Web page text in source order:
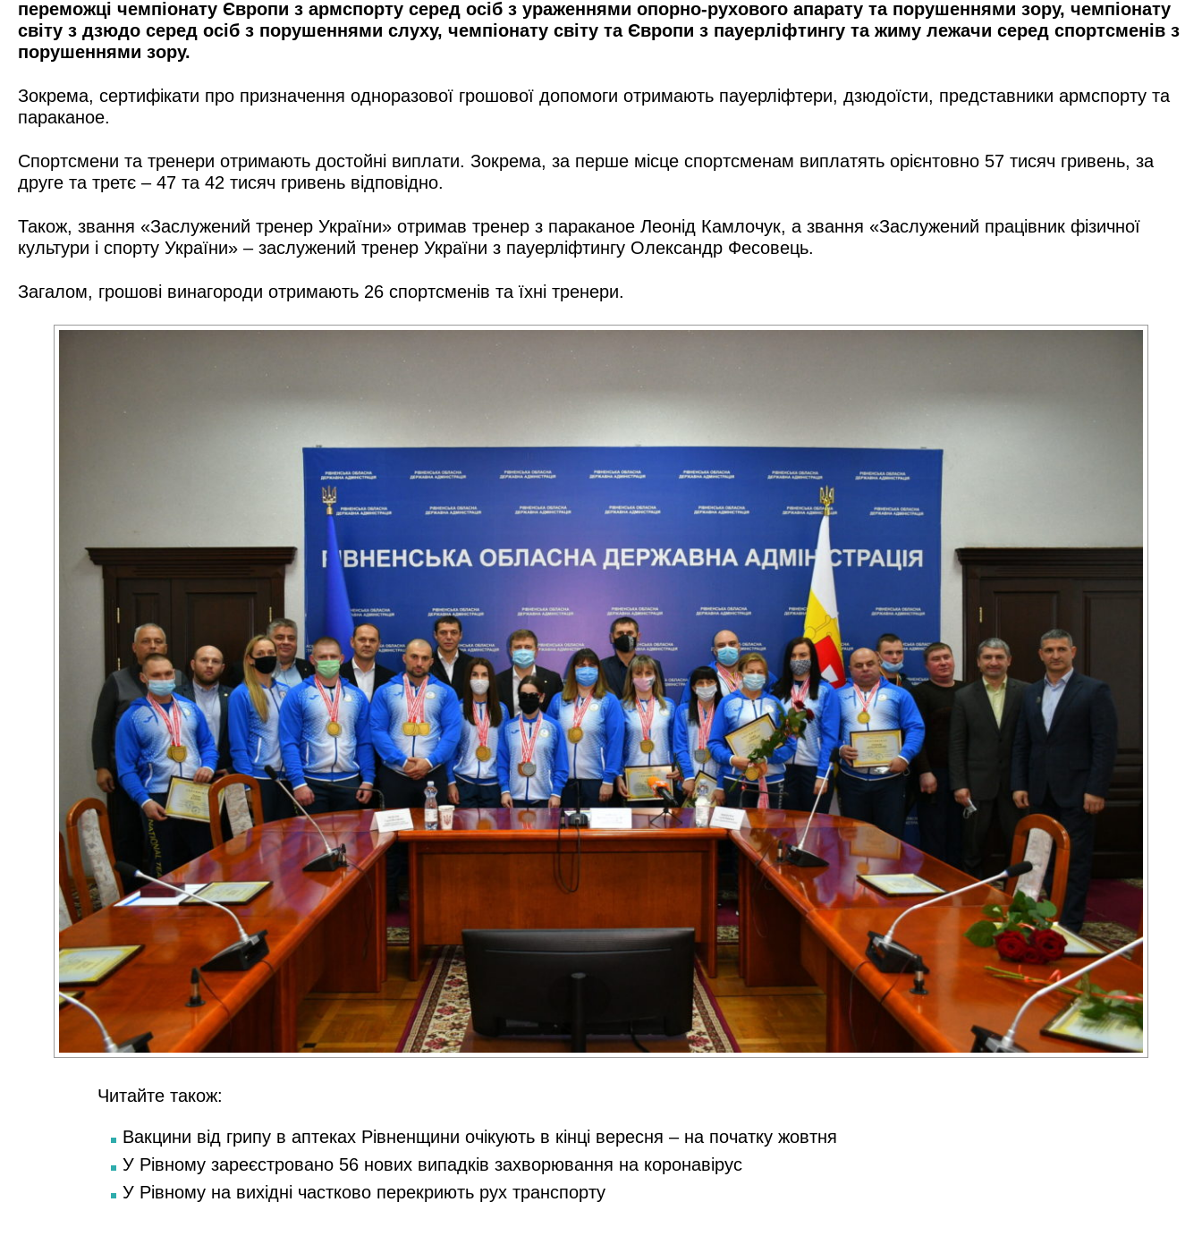
переможці чемпіонату Європи з армспорту серед осіб з ураженнями опорно-рухового апарату та порушеннями зору, чемпіонату
світу з дзюдо серед осіб з порушеннями слуху, чемпіонату світу та Європи з пауерліфтингу та жиму лежачи серед спортсменів з
порушеннями зору.
Зокрема, сертифікати про призначення одноразової грошової допомоги отримають пауерліфтери, дзюдоїсти, представники армспорту та
параканое.
Спортсмени та тренери отримають достойні виплати. Зокрема, за перше місце спортсменам виплатять орієнтовно 57 тисяч гривень, за
друге та третє – 47 та 42 тисяч гривень відповідно.
Також, звання «Заслужений тренер України» отримав тренер з параканое Леонід Камлочук, а звання «Заслужений працівник фізичної
культури і спорту України» – заслужений тренер України з пауерліфтингу Олександр Фесовець.
Загалом, грошові винагороди отримають 26 спортсменів та їхні тренери.
Читайте також:
Вакцини від грипу в аптеках Рівненщини очікують в кінці вересня – на початку жовтня
У Рівному зареєстровано 56 нових випадків захворювання на коронавірус
У Рівному на вихідні частково перекриють рух транспорту